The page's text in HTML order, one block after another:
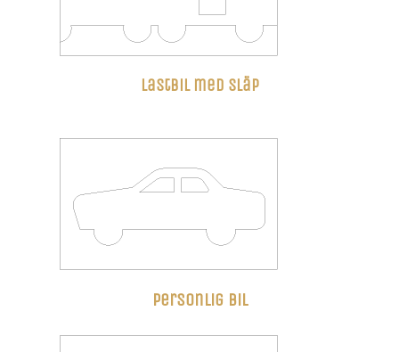
Lastbil med släp
Personlig bil